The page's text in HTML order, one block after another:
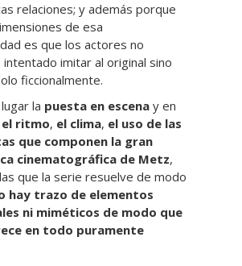
relaciones; y además porque
de esa
es que los actores no
imitar al original sino
ficcionalmente.
la puesta en escena y en
el ritmo, el clima, el uso de las
que componen la gran
cinematográfica de Metz,
que la serie resuelve de modo
hay trazo de elementos
ni miméticos de modo que
en todo puramente